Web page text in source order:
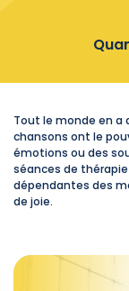
Tout le monde en a
chansons ont le
émotions ou des
séances de
dépendantes des
de joie.